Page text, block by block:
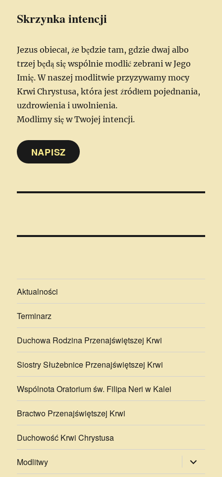
Skrzynka intencji
Jezus obiecał, że będzie tam, gdzie dwaj albo
trzej będą się wspólnie modlić zebrani w Jego
Imię. W naszej modlitwie przyzywamy mocy
Krwi Chrystusa, która jest źródłem pojednania,
uzdrowienia i uwolnienia.
Modlimy się w Twojej intencji.
NAPISZ
Aktualności
Terminarz
Duchowa Rodzina Przenajświętszej Krwi
Siostry Służebnice Przenajświętszej Krwi
Wspólnota Oratorium św. Filipa Neri w Kalei
Bractwo Przenajświętszej Krwi
Duchowość Krwi Chrystusa
Modlitwy rozwiń
menu